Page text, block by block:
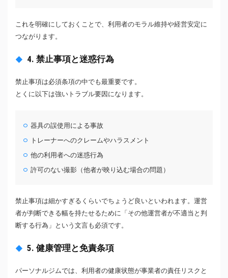
これを明確にしておくことで、利用者のモラル維持や経営安定に
つながります。
4. 禁止事項と迷惑行為
禁止事項は必須条項の中でも最重要です。
とくに以下は強いトラブル要因になります。
器具の誤使用による事故
トレーナーへのクレームやハラスメント
他の利用者への迷惑行為
許可のない撮影（他者が映り込む場合の問題）
禁止事項は細かすぎるくらいでちょうど良いといわれます。運営
者が判断できる幅を持たせるために「その他運営者が不適当と判
断する行為」という文言も必須です。
5. 健康管理と免責条項
パーソナルジムでは、利用者の健康状態が事業者の責任リスクと